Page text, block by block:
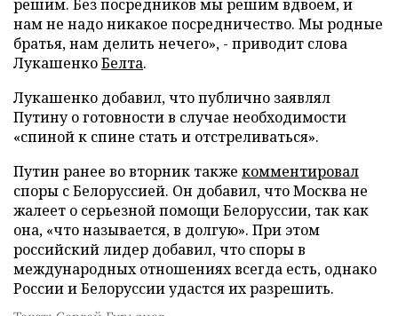
решим. Без посредников мы решим вдвоем, и
нам не надо никакое посредничество. Мы родные
братья, нам делить нечего», - приводит слова
ЛукашенкоБелта.
Лукашенко добавил, что публично заявлял
Путину о готовности в случае необходимости
«спиной к спине стать и отстреливаться».
Путин ранее во вторник также комментировал
споры с Белоруссией. Он добавил, что Москва не
жалеет о серьезной помощи Белоруссии, так как
она, «что называется, в долгую». При этом
российский лидер добавил, что споры в
международных отношениях всегда есть, однако
России и Белоруссии удастся их разрешить.